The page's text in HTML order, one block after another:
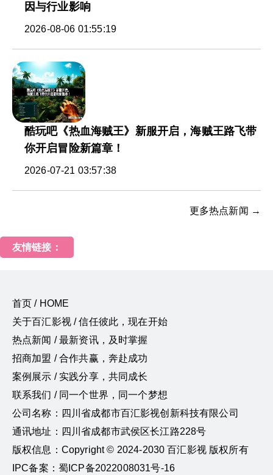
因与行业影响
2026-08-06 01:55:19
酷玩吧《热血海贼王》新服开启，海贼王路飞带
你开启冒险新篇章！
2026-07-21 03:57:38
更多热点新闻 →
友情链接：
首页 / HOME
关于百汇影视 / 信任彼此，现在开始
热点新闻 / 最新资讯，及时掌握
招商加盟 / 合作共赢，奔赴成功
案例展示 / 实践分享，共同成长
联系我们 / 同一个世界，同一个梦想
公司名称：四川省成都市百汇影视创新科技有限公司
通讯地址：四川省成都市武侯区长江路228号
版权信息：Copyright © 2024-2030 百汇影视 版权所有
IPC备案：蜀ICP备2022008031号-16